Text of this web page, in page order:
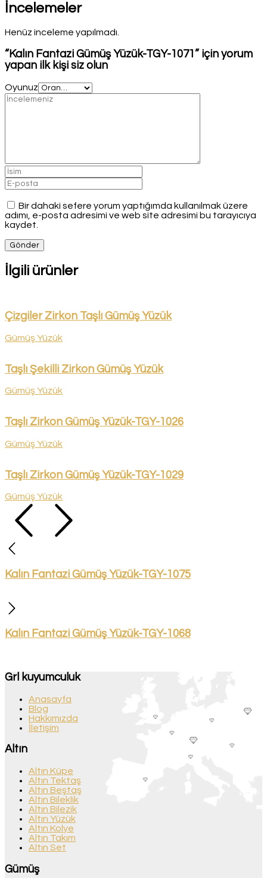
İncelemeler
Henüz inceleme yapılmadı.
“Kalın Fantazi Gümüş Yüzük-TGY-1071” için yorum
yapan ilk kişi siz olun
Oyunuz
Bir dahaki sefere yorum yaptığımda kullanılmak üzere
adımı, e-posta adresimi ve web site adresimi bu tarayıcıya
kaydet.
İlgili ürünler
Çizgiler Zirkon Taşlı Gümüş Yüzük
Gümüş Yüzük
Taşlı Şekilli Zirkon Gümüş Yüzük
Gümüş Yüzük
Taşlı Zirkon Gümüş Yüzük-TGY-1026
Gümüş Yüzük
Taşlı Zirkon Gümüş Yüzük-TGY-1029
Gümüş Yüzük
Kalın Fantazi Gümüş Yüzük-TGY-1075
Kalın Fantazi Gümüş Yüzük-TGY-1068
Grl kuyumculuk
Anasayfa
Blog
Hakkımızda
İletişim
Altın
Altın Küpe
Altın Tektaş
Altın Beştaş
Altın Bileklik
Altın Bilezik
Altın Yüzük
Altın Kolye
Altın Takım
Altın Set
Gümüş